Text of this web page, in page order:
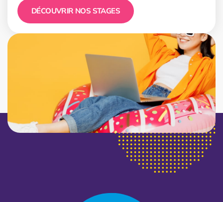
DÉCOUVRIR NOS STAGES